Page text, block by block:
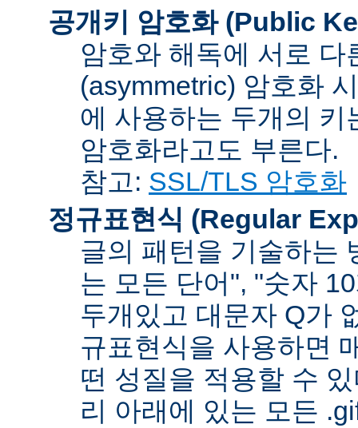
공개키 암호화 (Public
암호와 해독에 서로
(asymmetric) 암호화
에 사용하는 두개의
암호화라고도 부른다.
참고: SSL/TLS 암호화
정규표현식 (Regular
글의 패턴을 기술하는
는 모든 단어", "숫자
두개있고 대문자 Q가
규표현식을 사용하면
떤 성질을 적용할 수
리 아래에 있는 모든